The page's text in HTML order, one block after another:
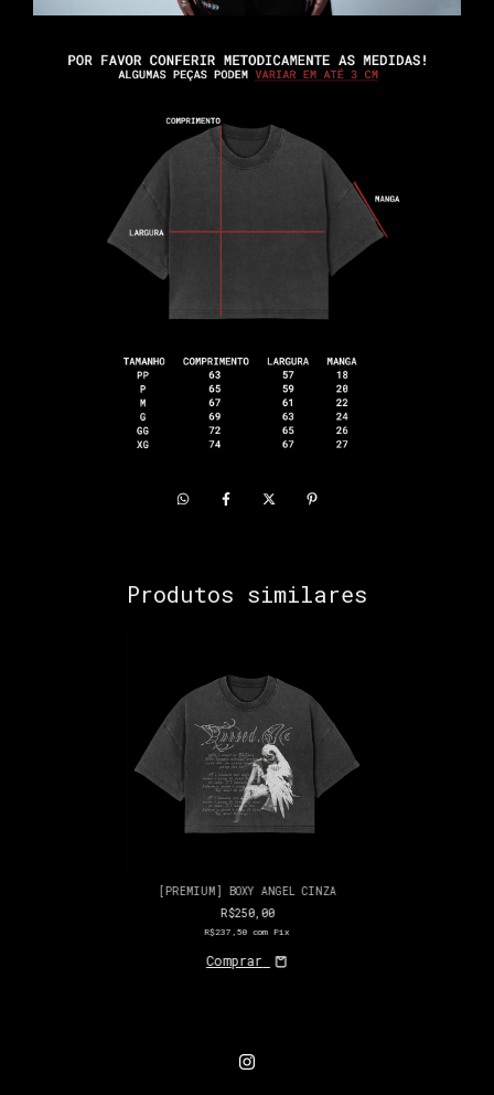
Produtos similares
[PREMIUM] BOXY ANGEL CINZA
R$250,00
R$237,50com Pix
Comprar